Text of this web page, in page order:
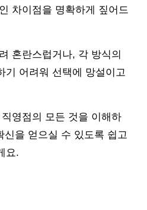
차이점을 명확하게 짚어드
혼란스럽거나, 각 방식의
기 어려워 선택에 망설이고
영점의 모든 것을 이해하
신을 얻으실 수 있도록 쉽고
요.